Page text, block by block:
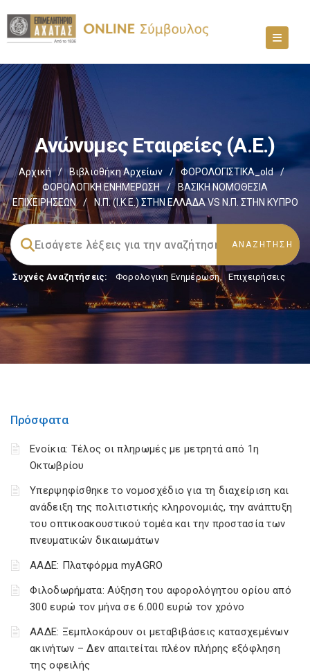
Ανώνυμες Εταιρείες (Α.Ε.)
Αρχική / Βιβλιοθήκη Αρχείων / ΦΟΡΟΛΟΓΙΣΤΙΚΑ_old
/
ΦΟΡΟΛΟΓΙΚΗ ΕΝΗΜΕΡΩΣΗ
/
ΒΑΣΙΚΗ ΝΟΜΟΘΕΣΙΑ
ΕΠΙΧΕΙΡΗΣΕΩΝ
/ Ν.Π. (Ι.Κ.Ε.) ΣΤΗΝ ΕΛΛΑΔΑ VS Ν.Π. ΣΤΗΝ ΚΥΠΡΟ
Συχνές Αναζητήσεις: Φορολογικη Ενημέρωση, Επιχειρήσεις
Πρόσφατα
Ενοίκια: Τέλος οι πληρωμές με μετρητά από 1η
Οκτωβρίου
Υπερψηφίσθηκε το νομοσχέδιο για τη διαχείριση και
ανάδειξη της πολιτιστικής κληρονομιάς, την ανάπτυξη
του οπτικοακουστικού τομέα και την προστασία των
πνευματικών δικαιωμάτων
ΑΑΔΕ: Πλατφόρμα myAGRO
Φιλοδωρήματα: Αύξηση του αφορολόγητου ορίου από
300 ευρώ τον μήνα σε 6.000 ευρώ τον χρόνο
ΑΑΔΕ: Ξεμπλοκάρουν οι μεταβιβάσεις κατασχεμένων
ακινήτων – Δεν απαιτείται πλέον πλήρης εξόφληση
της οφειλής